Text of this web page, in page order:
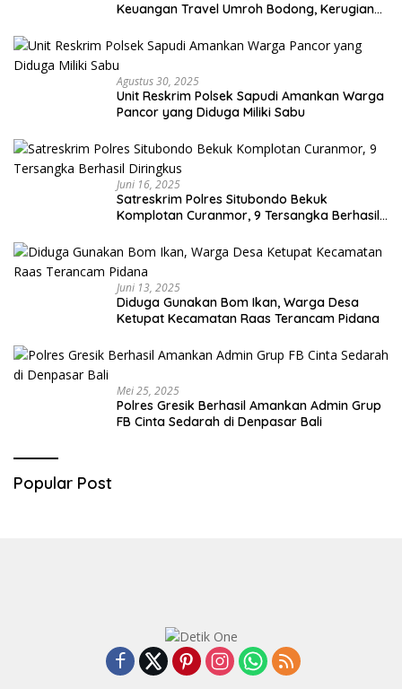
Keuangan Travel Umroh Bodong, Kerugian
Agustus 30, 2025
Unit Reskrim Polsek Sapudi Amankan Warga
Pancor yang Diduga Miliki Sabu
Juni 16, 2025
Satreskrim Polres Situbondo Bekuk
Komplotan Curanmor, 9 Tersangka Berhasil
Juni 13, 2025
Diduga Gunakan Bom Ikan, Warga Desa
Ketupat Kecamatan Raas Terancam Pidana
Mei 25, 2025
Polres Gresik Berhasil Amankan Admin Grup
FB Cinta Sedarah di Denpasar Bali
Popular Post